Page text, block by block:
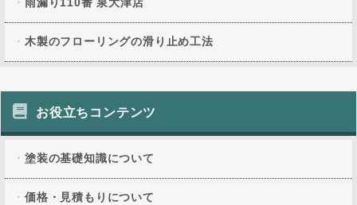
木製のフローリングの滑り止め工法
お役立ちコンテンツ
塗装の基礎知識について
価格・見積もりについて